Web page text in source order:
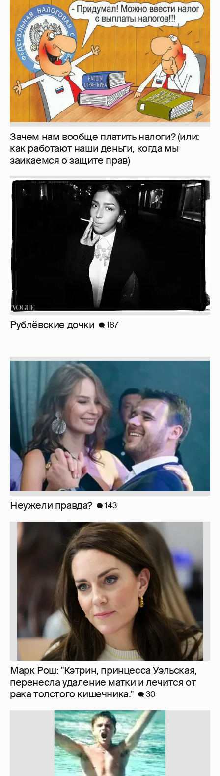
Зачем нам вообще платить налоги? (или:
как работают наши деньги, когда мы
заикаемся о защите прав)
Рублёвские дочки 187
Неужели правда? 143
Марк Рош: "Кэтрин, принцесса Уэльская,
перенесла удаление матки и лечится от
рака толстого кишечника."
30